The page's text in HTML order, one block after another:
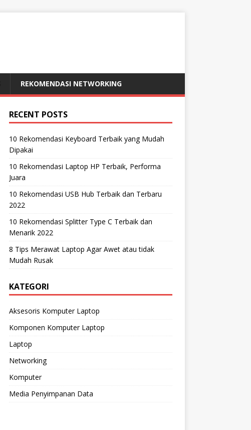
REKOMENDASI NETWORKING
RECENT POSTS
10 Rekomendasi Keyboard Terbaik yang Mudah
Dipakai
10 Rekomendasi Laptop HP Terbaik, Performa
Juara
10 Rekomendasi USB Hub Terbaik dan Terbaru
2022
10 Rekomendasi Splitter Type C Terbaik dan
Menarik 2022
8 Tips Merawat Laptop Agar Awet atau tidak
Mudah Rusak
KATEGORI
Aksesoris Komputer Laptop
Komponen Komputer Laptop
Laptop
Networking
Komputer
Media Penyimpanan Data